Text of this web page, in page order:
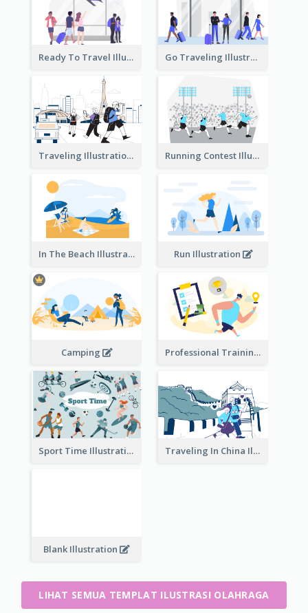
Ready To Travel Illustration Go Traveling Illustration
Traveling Illustration Running Contest Illustration
In The Beach Illustration Run Illustration
Camping Professional Training
Sport Time Illustration Traveling In China Illustration
Blank Illustration
LIHAT SEMUA TEMPLAT ILUSTRASI OLAHRAGA